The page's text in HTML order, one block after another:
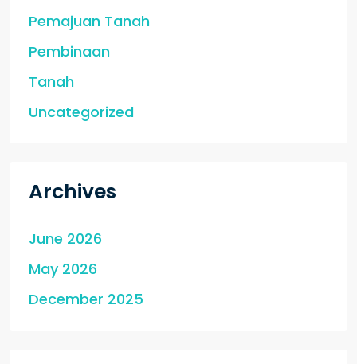
Pemajuan Tanah
Pembinaan
Tanah
Uncategorized
Archives
June 2026
May 2026
December 2025